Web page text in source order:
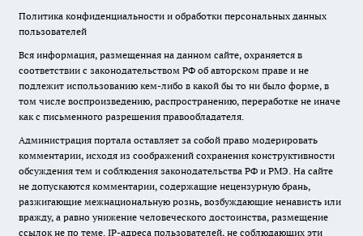
Политика конфиденциальности и обработки персональных данных
пользователей
Вся информация, размещенная на данном сайте, охраняется в
соответствии с законодательством РФ об авторском праве и не
подлежит использованию кем-либо в какой бы то ни было форме, в
том числе воспроизведению, распространению, переработке не иначе
как с письменного разрешения правообладателя.
Администрация портала оставляет за собой право модерировать
комментарии, исходя из соображений сохранения конструктивности
обсуждения тем и соблюдения законодательства РФ и РМЭ. На сайте
не допускаются комментарии, содержащие нецензурную брань,
разжигающие межнациональную рознь, возбуждающие ненависть или
вражду, а равно унижение человеческого достоинства, размещение
ссылок не по теме. IP-адреса пользователей, не соблюдающих эти